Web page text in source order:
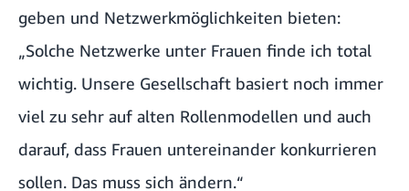
geben und Netzwerkmöglichkeiten bieten:
„Solche Netzwerke unter Frauen finde ich total
wichtig. Unsere Gesellschaft basiert noch immer
viel zu sehr auf alten Rollenmodellen und auch
darauf, dass Frauen untereinander konkurrieren
sollen. Das muss sich ändern.“